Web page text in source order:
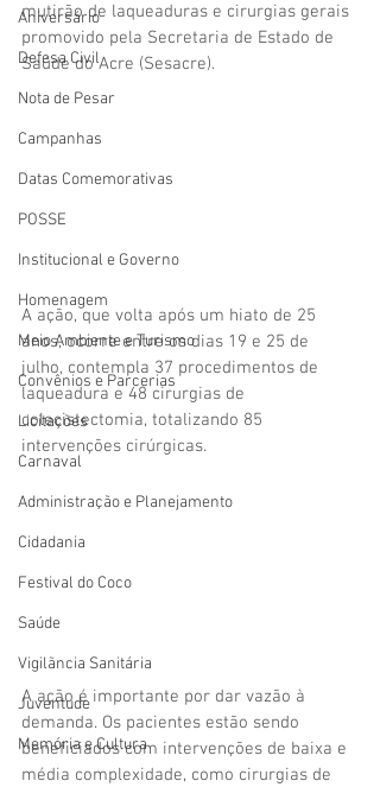
Aniversário
Defesa Civil
Nota de Pesar
Campanhas
Datas Comemorativas
POSSE
Institucional e Governo
Homenagem
Meio Ambiente e Turismo
Convênios e Parcerias
Licitações
Carnaval
Administração e Planejamento
Cidadania
Festival do Coco
Saúde
Vigilãncia Sanitária
Juventude
Memória e Cultura
mutirão de laqueaduras e cirurgias gerais
promovido pela Secretaria de Estado de
Saúde do Acre (Sesacre).
A ação, que volta após um hiato de 25
anos, ocorre entre os dias 19 e 25 de
julho, contempla 37 procedimentos de
laqueadura e 48 cirurgias de
colecistectomia, totalizando 85
intervenções cirúrgicas.
A ação é importante por dar vazão à
demanda. Os pacientes estão sendo
beneficiados com intervenções de baixa e
média complexidade, como cirurgias de